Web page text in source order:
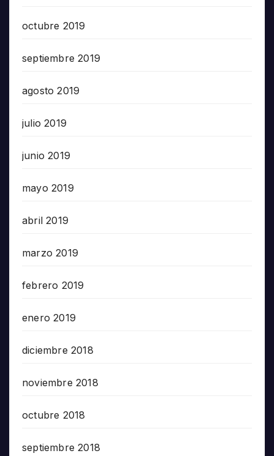
octubre 2019
septiembre 2019
agosto 2019
julio 2019
junio 2019
mayo 2019
abril 2019
marzo 2019
febrero 2019
enero 2019
diciembre 2018
noviembre 2018
octubre 2018
septiembre 2018